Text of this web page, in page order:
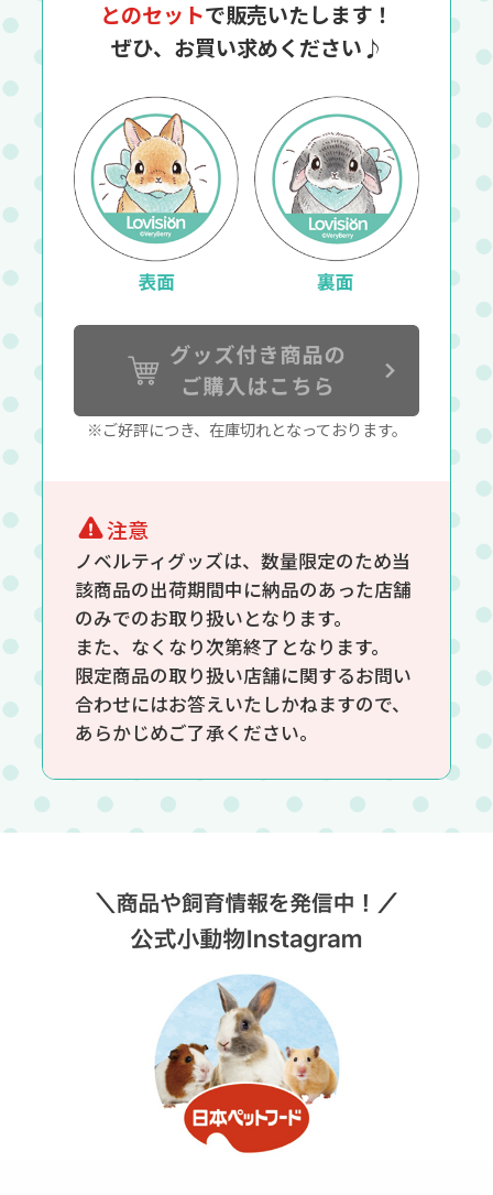
とのセットで販売いたします！
ぜひ、お買い求めください♪
※ご好評につき、在庫切れとなっております。
注意
ノベルティグッズは、数量限定のため当
該商品の出荷期間中に納品のあった店舗
のみでのお取り扱いとなります。
また、なくなり次第終了となります。
限定商品の取り扱い店舗に関するお問い
合わせにはお答えいたしかねますので、
あらかじめご了承ください。